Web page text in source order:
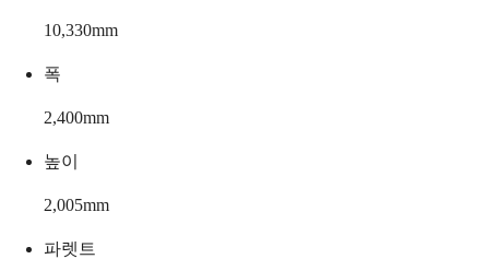
10,330mm
폭
2,400mm
높이
2,005mm
파렛트